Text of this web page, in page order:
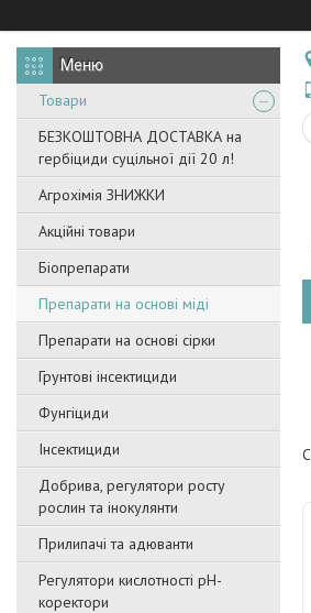
Товари
БЕЗКОШТОВНА ДОСТАВКА на
гербіциди суцільної дії 20 л!
Агрохімія ЗНИЖКИ
Акційні товари
Біопрепарати
Препарати на основі міді
Препарати на основі сірки
Грунтові інсектициди
Фунгіциди
Інсектициди
Добрива, регулятори росту
рослин та інокулянти
Прилипачі та адюванти
Регулятори кислотності pН-
коректори